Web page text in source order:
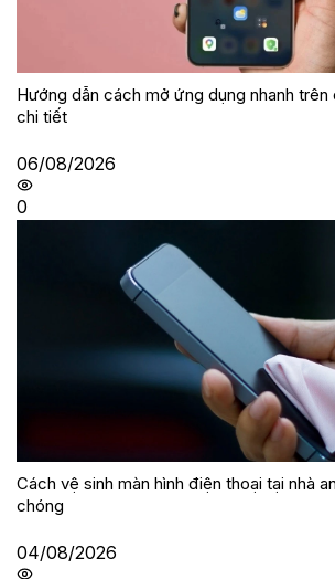
Hướng dẫn cách mở ứng dụng nhanh trên
chi tiết
06/08/2026
0
Cách vệ sinh màn hình điện thoại tại nhà
chóng
04/08/2026